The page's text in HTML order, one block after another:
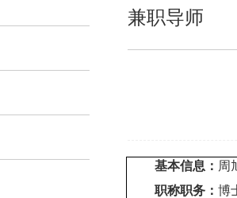
兼职导师
基本信息： 周
职称职务：博